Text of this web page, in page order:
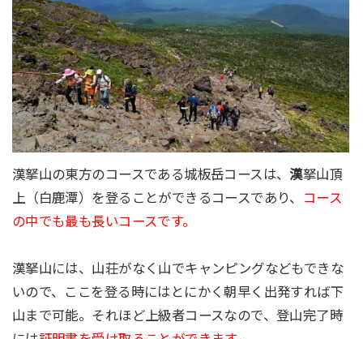
漢拏山の東方のコースである城板岳コースは、漢拏山頂
上（白鹿潭）を登ることができるコースであり、
コース
の中でも最も長いコースです。
漢拏山には、山荘がなく山でキャンピングなどもできな
いので、ここを登る時にはとにかく朝早く出発すれば下
山まで可能。それほど上級者コースなので、登山完了時